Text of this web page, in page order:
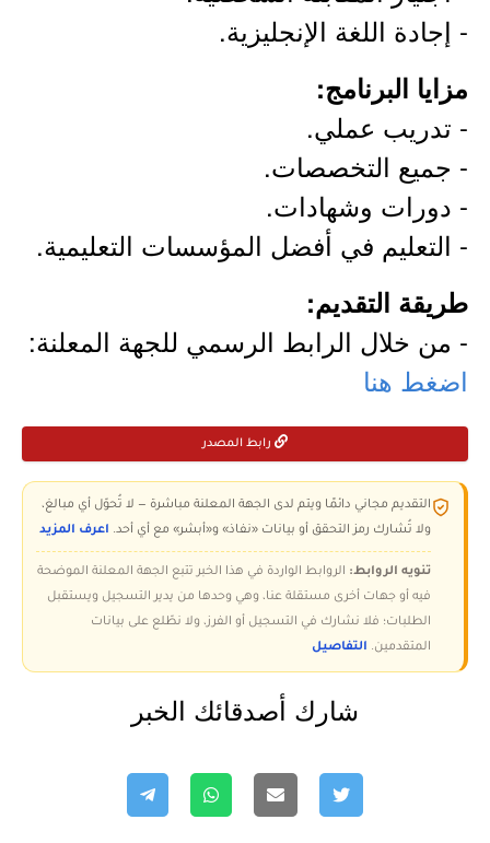
- إجادة اللغة الإنجليزية.
مزايا البرنامج:
- تدريب عملي.
- جميع التخصصات.
- دورات وشهادات.
- التعليم في أفضل المؤسسات التعليمية.
طريقة التقديم:
- من خلال الرابط الرسمي للجهة المعلنة:
اضغط هنا
رابط المصدر
التقديم مجاني دائمًا ويتم لدى الجهة المعلنة مباشرة — لا تُحوّل أي مبالغ،
ولا تُشارك رمز التحقق أو بيانات «نفاذ» و«أبشر» مع أي أحد. اعرف المزيد
تنويه الروابط: الروابط الواردة في هذا الخبر تتبع الجهة المعلنة الموضحة
فيه أو جهات أخرى مستقلة عنا، وهي وحدها من يدير التسجيل ويستقبل
الطلبات؛ فلا نشارك في التسجيل أو الفرز، ولا نطّلع على بيانات
المتقدمين. التفاصيل
شارك أصدقائك الخبر